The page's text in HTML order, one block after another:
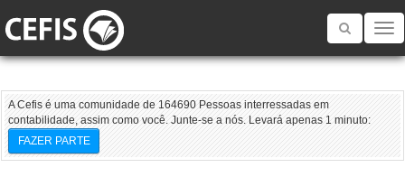
Toggle
A Cefis é uma comunidade de 164690 Pessoas interressadas em
contabilidade, assim como você. Junte-se a nós. Levará apenas 1 minuto:
FAZER PARTE